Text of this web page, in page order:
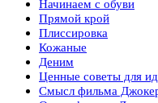
Начинаем с обуви
Прямой крой
Плиссировка
Кожаные
Деним
Ценные советы для
Смысл фильма